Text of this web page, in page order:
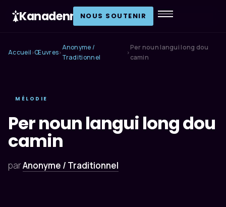
Kanadenn NOUS SOUTENIR
Accueil ›Œuvres›
Anonyme /
Traditionnel
›
Per noun langui long dou
camin
MÉLODIE
Per noun langui long dou
camin
parAnonyme / Traditionnel